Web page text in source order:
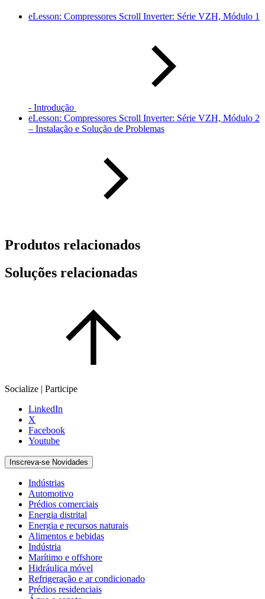
eLesson: Compressores Scroll Inverter: Série VZH, Módulo 1
- Introdução
eLesson: Compressores Scroll Inverter: Série VZH, Módulo 2
– Instalação e Solução de Problemas
Produtos relacionados
Soluções relacionadas
Socialize | Participe
LinkedIn
X
Facebook
Youtube
Inscreva-se Novidades
Indústrias
Automotivo
Prédios comerciais
Energia distrital
Energia e recursos naturais
Alimentos e bebidas
Indústria
Marítimo e offshore
Hidráulica móvel
Refrigeração e ar condicionado
Prédios residenciais